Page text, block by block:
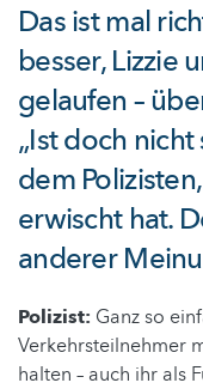
Das ist mal
besser, Lizzie
gelaufen –
„Ist doch
dem
erwischt hat.
anderer
Polizist: Ganz so
Verkehrsteilnehmer
halten – auch ihr als